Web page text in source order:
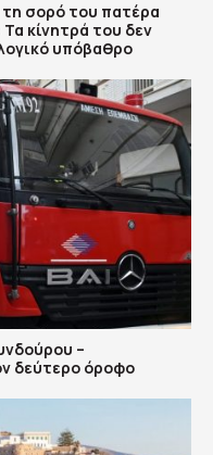
σορό του πατέρα
κίνητρά του δεν
υπόβαθρο
–
δεύτερο όροφο